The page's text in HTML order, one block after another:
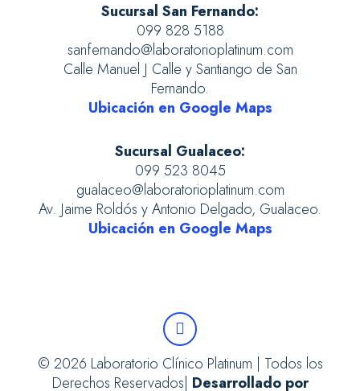
Sucursal San Fernando:
099 828 5188
sanfernando@laboratorioplatinum.com
Calle Manuel J Calle y Santiango de San
Fernando.
Ubicación en Google Maps
Sucursal Gualaceo:
099 523 8045
gualaceo@laboratorioplatinum.com
Av. Jaime Roldós y Antonio Delgado, Gualaceo.
Ubicación en Google Maps
© 2026 Laboratorio Clínico Platinum | Todos los
Derechos Reservados| Desarrollado por